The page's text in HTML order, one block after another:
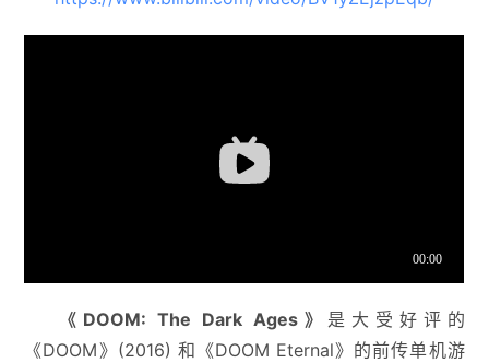
《DOOM: The Dark Ages》 是大受好评的
《DOOM》(2016) 和《DOOM Eternal》的前传单机游